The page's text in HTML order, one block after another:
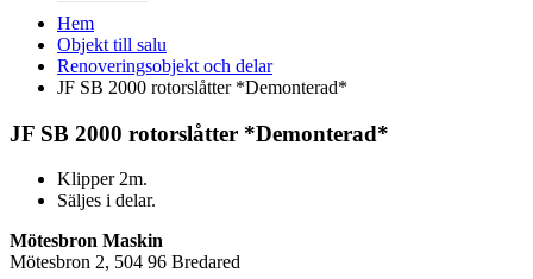
Hem
Objekt till salu
Renoveringsobjekt och delar
JF SB 2000 rotorslåtter *Demonterad*
JF SB 2000 rotorslåtter *Demonterad*
Klipper 2m.
Säljes i delar.
Mötesbron Maskin
Mötesbron 2, 504 96 Bredared